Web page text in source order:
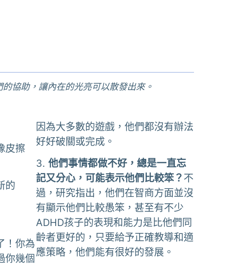
協助，讓內在的光亮可以散發出來。
皮擦
的
！你為
你幾個
因為大多數的遊戲，他們都沒有辦法
好好破關或完成。
3. 他們事情都做不好，總是一直忘
記又分心，可能表示他們比較笨？ 不
過，研究指出，他們在智商方面並沒
有顯示他們比較愚笨，甚至有不少
ADHD孩子的表現和能力是比他們同
齡者更好的，只要給予正確教導和適
應策略，他們能有很好的發展。